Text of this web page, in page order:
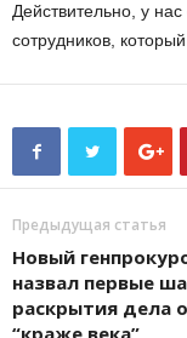
Действительно, у
сотрудников,
Предыдущая статья
Новый
назвал первые
раскрытия дела о